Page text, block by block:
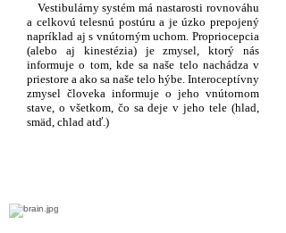
Vestibulárny systém má nastarosti rovnováhu
a celkovú telesnú postúru a je úzko prepojený
napríklad aj s vnútorným uchom. Propriocepcia
(alebo aj kinestézia) je zmysel, ktorý nás
informuje o tom, kde sa naše telo nachádza v
priestore a ako sa naše telo hýbe. Interoceptívny
zmysel človeka informuje o jeho vnútornom
stave, o všetkom, čo sa deje v jeho tele (hlad,
smäd, chlad atď.)